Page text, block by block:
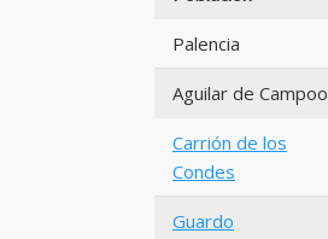
Palencia
Aguilar de Campoo
Carrión de los
Condes
Guardo